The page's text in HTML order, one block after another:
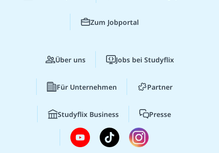
Zum Jobportal
Über uns Jobs bei Studyflix
Für Unternehmen Partner
Studyflix Business Presse